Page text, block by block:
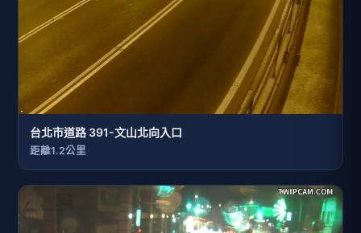
台北市道路 391-文山北向入口
距離1.2公里